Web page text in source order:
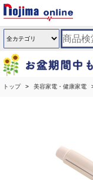
トップ 美容家電・健康家電